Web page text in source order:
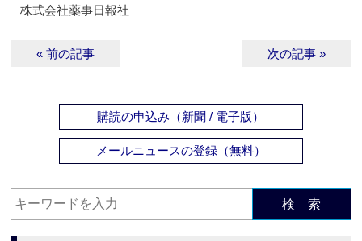
株式会社薬事日報社
« 前の記事 次の記事 »
購読の申込み（新聞 / 電子版）
メールニュースの登録（無料）
検 索